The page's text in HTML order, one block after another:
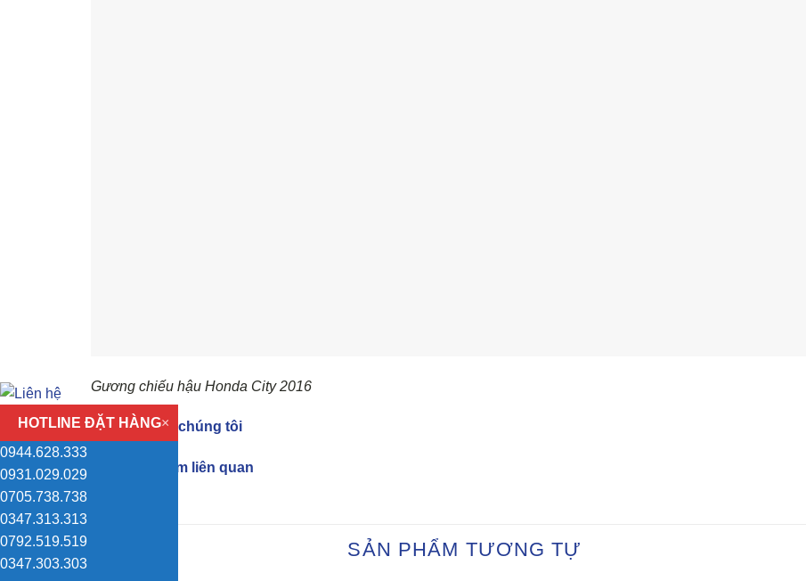
Gương chiếu hậu Honda City 2016
Biết thêm về chúng tôi
Các sản phẩm liên quan
SẢN PHẨM TƯƠNG TỰ
HOTLINE ĐẶT HÀNG×
0944.628.333
0931.029.029
0705.738.738
0347.313.313
0792.519.519
0347.303.303